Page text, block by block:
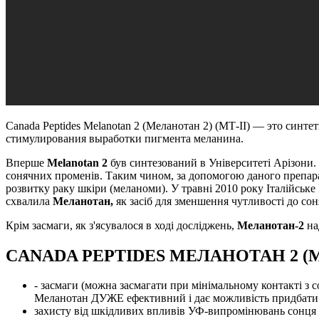
Canada Peptides Melanotan 2 (Меланотан 2) (МТ-II) — это
стимулирования выработки пигмента меланина.
Вперше Melanotan 2 був синтезований в Університеті
сонячних променів. Таким чином, за допомогою даного
розвитку раку шкіри (меланоми). У травні 2010 року
схвалила Меланотан, як засіб для зменшення чутливості до
Крім засмаги, як з'ясувалося в ході досліджень, Меланотан-2
CANADA PEPTIDES МЕЛАНОТАН 2
- засмаги (можна засмагати при мінімальному контакті
Меланотан ДУЖЕ ефективний і дає можливість придбати
захисту від шкідливих впливів УФ-випромінювань сонця